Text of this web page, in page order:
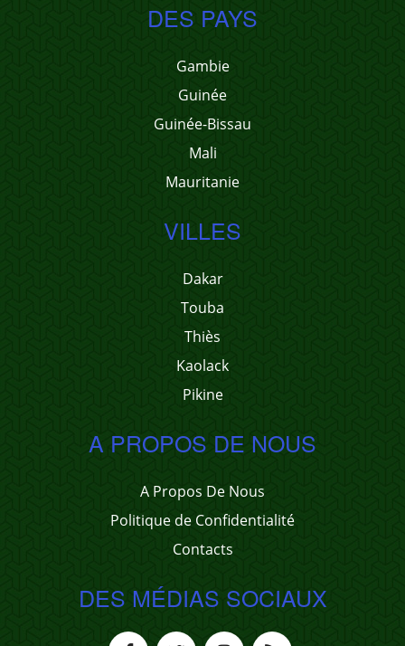
DES PAYS
Gambie
Guinée
Guinée-Bissau
Mali
Mauritanie
VILLES
Dakar
Touba
Thiès
Kaolack
Pikine
A PROPOS DE NOUS
A Propos De Nous
Politique de Confidentialité
Contacts
DES MÉDIAS SOCIAUX